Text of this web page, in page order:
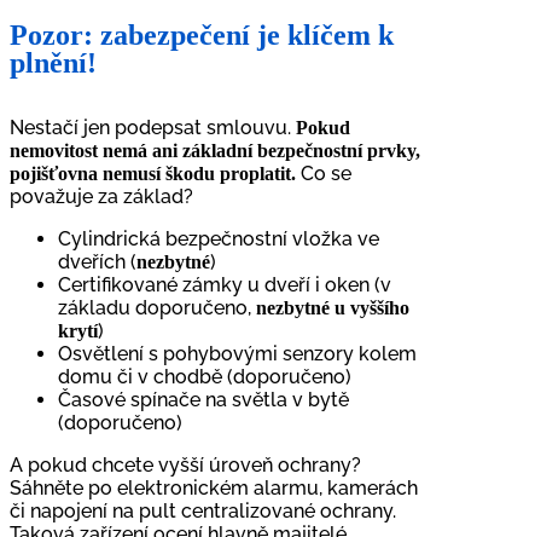
Pozor: zabezpečení je klíčem k
plnění!
Nestačí jen podepsat smlouvu. Pokud
nemovitost nemá ani základní bezpečnostní prvky,
pojišťovna nemusí škodu proplatit. Co se
považuje za základ?
Cylindrická bezpečnostní vložka ve
dveřích (nezbytné)
Certifikované zámky u dveří i oken (v
základu doporučeno, nezbytné u vyššího
krytí)
Osvětlení s pohybovými senzory kolem
domu či v chodbě (doporučeno)
Časové spínače na světla v bytě
(doporučeno)
A pokud chcete vyšší úroveň ochrany?
Sáhněte po elektronickém alarmu, kamerách
či napojení na pult centralizované ochrany.